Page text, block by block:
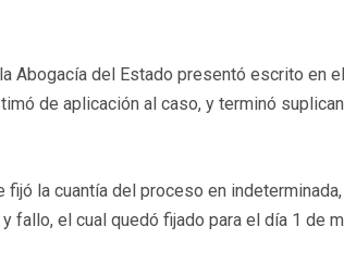
Abogacía del Estado presentó escrito en
de aplicación al caso, y terminó
fijó la cuantía del proceso en
fallo, el cual quedó fijado para el día 1 de